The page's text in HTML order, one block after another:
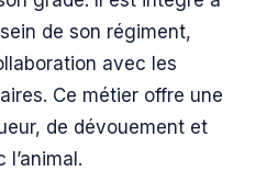
de son régiment,
avec les
Ce métier offre une
de dévouement et
l’animal.